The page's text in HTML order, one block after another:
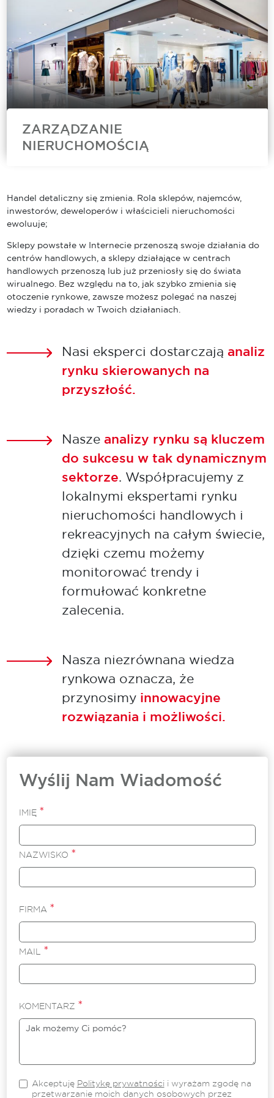
które pozwalają wynieść ofertę ich nieruchomości
na nowy, wyższy poziom....
ZARZĄDZANIE
NIERUCHOMOŚCIĄ
świecie. Nasz zespół Asset Services oferuje
szeroki wachlarz usług zarządzania
nieruchomościami komercyjnymi obejmujących
bieżące utrzymanie obiektów, doradztwo
techniczne, usługi...
Handel detaliczny się zmienia. Rola sklepów, najemców,
inwestorów, deweloperów i właścicieli nieruchomości
ewoluuje;
Sklepy powstałe w Internecie przenoszą swoje działania do
centrów handlowych, a sklepy działające w centrach
handlowych przenoszą lub już przeniosły się do świata
wirualnego. Bez względu na to, jak szybko zmienia się
otoczenie rynkowe, zawsze możesz polegać na naszej
wiedzy i poradach w Twoich działaniach.
Nasi eksperci dostarczają analiz
rynku skierowanych na
przyszłość.
Nasze analizy rynku są kluczem
do sukcesu w tak dynamicznym
sektorze. Współpracujemy z
lokalnymi ekspertami rynku
nieruchomości handlowych i
rekreacyjnych na całym świecie,
dzięki czemu możemy
monitorować trendy i
formułować konkretne
zalecenia.
Nasza niezrównana wiedza
rynkowa oznacza, że
przynosimy innowacyjne
rozwiązania i możliwości.
Wyślij Nam Wiadomość
IMIĘ *
NAZWISKO *
FIRMA *
MAIL *
KOMENTARZ *
Akceptuję Politykę prywatnościi wyrażam zgodę na
przetwarzanie moich danych osobowych przez